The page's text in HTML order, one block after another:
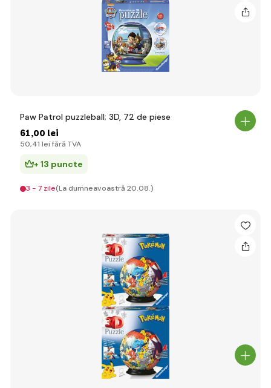
Paw Patrol puzzleball; 3D, 72 de piese
61,00 lei
50,41 lei fără TVA
+ 13 puncte
3 - 7 zile(La dumneavoastră 20.08.)